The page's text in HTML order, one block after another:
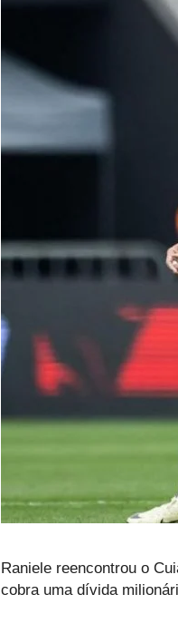
Raniele reencontrou o
cobra uma dívida